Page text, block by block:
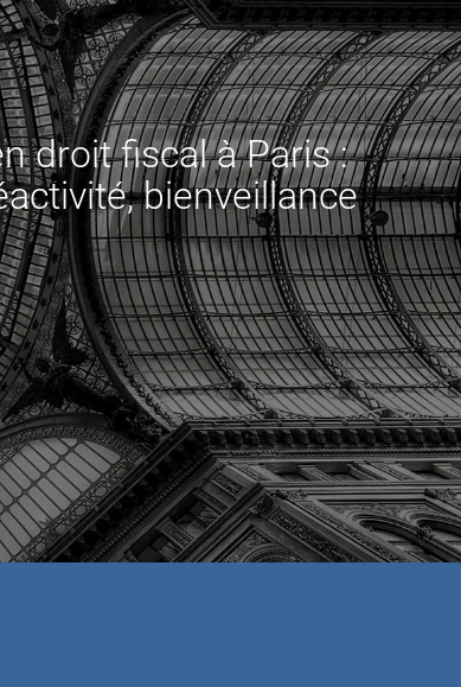
droit fiscal à Paris :
bienveillance